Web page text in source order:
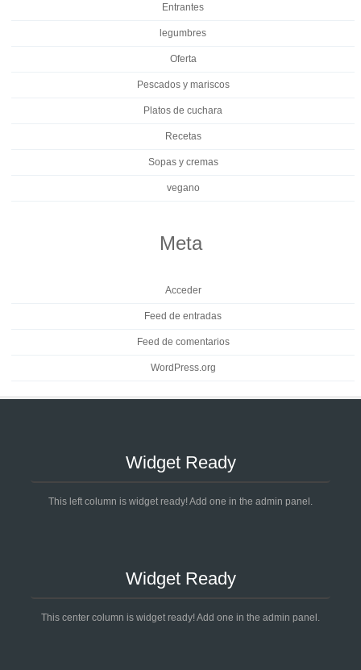
Entrantes
legumbres
Oferta
Pescados y mariscos
Platos de cuchara
Recetas
Sopas y cremas
vegano
Meta
Acceder
Feed de entradas
Feed de comentarios
WordPress.org
Widget Ready
This left column is widget ready! Add one in the admin panel.
Widget Ready
This center column is widget ready! Add one in the admin panel.